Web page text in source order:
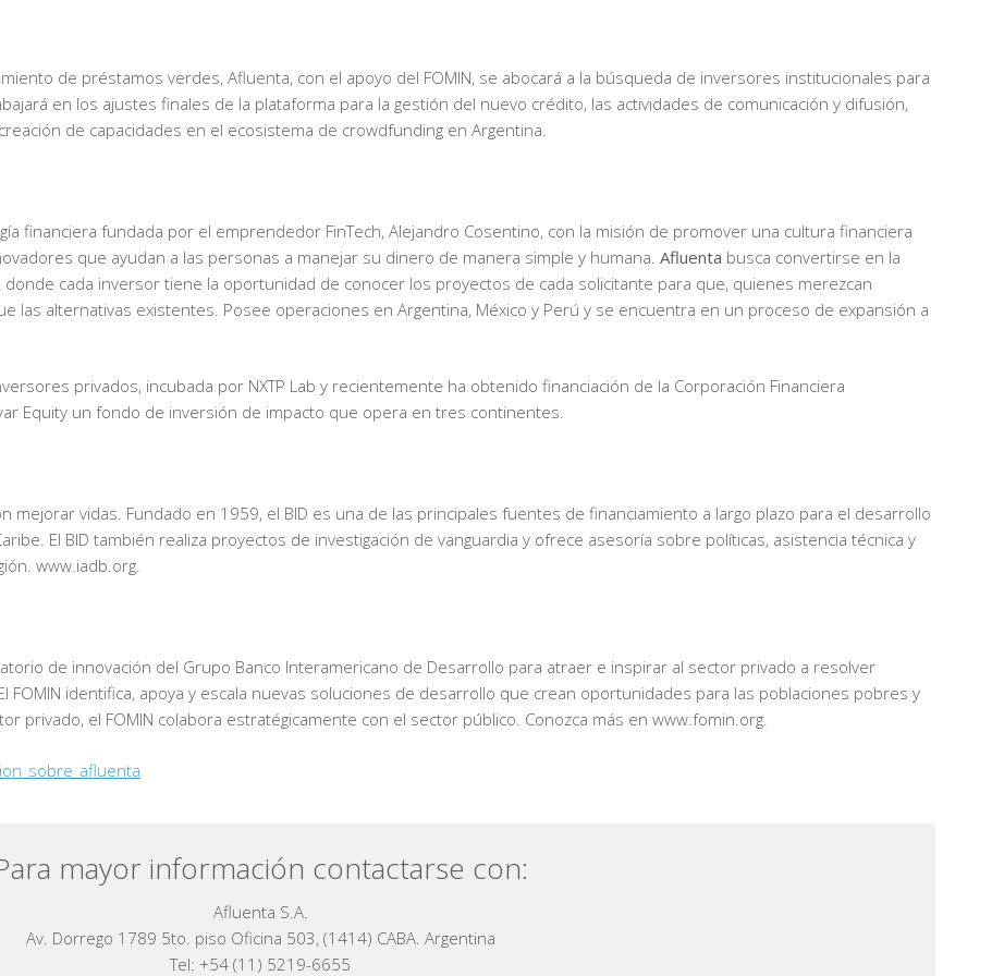
de préstamos verdes, Afluenta, con el apoyo del FOMIN, se abocará a la búsqueda de inversores institucionales para
en los ajustes finales de la plataforma para la gestión del nuevo crédito, las actividades de comunicación y difusión,
de capacidades en el ecosistema de crowdfunding en Argentina.
financiera fundada por el emprendedor FinTech, Alejandro Cosentino, con la misión de promover una cultura financiera
que ayudan a las personas a manejar su dinero de manera simple y humana. Afluenta busca convertirse en la
cada inversor tiene la oportunidad de conocer los proyectos de cada solicitante para que, quienes merezcan
las alternativas existentes. Posee operaciones en Argentina, México y Perú y se encuentra en un proceso de expansión a
privados, incubada por NXTP Lab y recientemente ha obtenido financiación de la Corporación Financiera
Equity un fondo de inversión de impacto que opera en tres continentes.
mejorar vidas. Fundado en 1959, el BID es una de las principales fuentes de financiamiento a largo plazo para el desarrollo
El BID también realiza proyectos de investigación de vanguardia y ofrece asesoría sobre políticas, asistencia técnica y
www.iadb.org.
de innovación del Grupo Banco Interamericano de Desarrollo para atraer e inspirar al sector privado a resolver
FOMIN identifica, apoya y escala nuevas soluciones de desarrollo que crean oportunidades para las poblaciones pobres y
privado, el FOMIN colabora estratégicamente con el sector público. Conozca más en www.fomin.org.
mayor información contactarse con:
Afluenta S.A.
Av. Dorrego 1789 5to. piso Oficina 503, (1414) CABA. Argentina
Tel: +54 (11) 5219-6655